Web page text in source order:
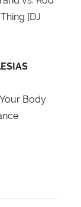
[DJ
Body